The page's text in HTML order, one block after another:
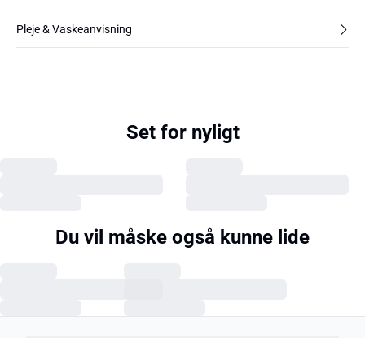
Pleje & Vaskeanvisning
Set for nyligt
Du vil måske også kunne lide